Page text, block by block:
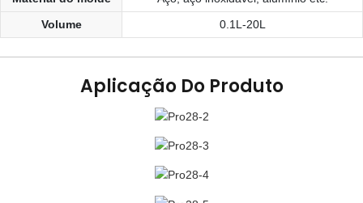
Volume
0.1L-20L
Aplicação Do Produto